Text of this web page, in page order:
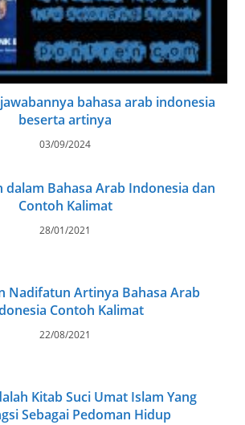
bahasa arab indonesia
beserta artinya
03/09/2024
dalam Bahasa Arab Indonesia dan
Contoh Kalimat
28/01/2021
Nadifatun Artinya Bahasa Arab
Contoh Kalimat
22/08/2021
Kitab Suci Umat Islam Yang
Sebagai Pedoman Hidup